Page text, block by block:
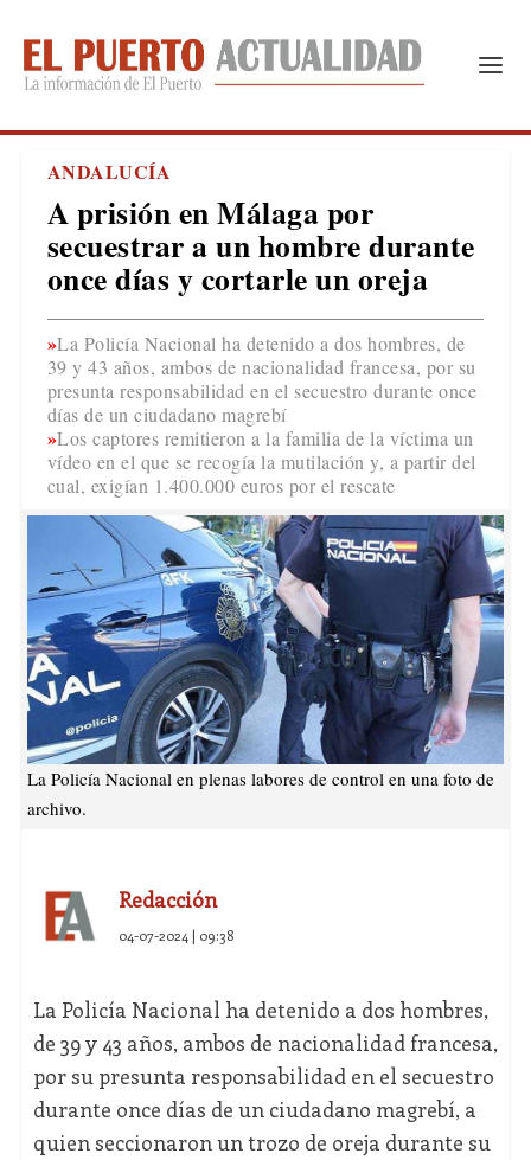
ANDALUCÍA
A prisión en Málaga por
secuestrar a un hombre durante
once días y cortarle un oreja
La Policía Nacional ha detenido a dos hombres, de
39 y 43 años, ambos de nacionalidad francesa, por su
presunta responsabilidad en el secuestro durante once
días de un ciudadano magrebí
Los captores remitieron a la familia de la víctima un
vídeo en el que se recogía la mutilación y, a partir del
cual, exigían 1.400.000 euros por el rescate
La Policía Nacional en plenas labores de control en una foto de
archivo.
Redacción
04-07-2024 | 09:38
La Policía Nacional ha detenido a dos hombres,
de 39 y 43 años, ambos de nacionalidad francesa,
por su presunta responsabilidad en el secuestro
durante once días de un ciudadano magrebí, a
quien seccionaron un trozo de oreja durante su